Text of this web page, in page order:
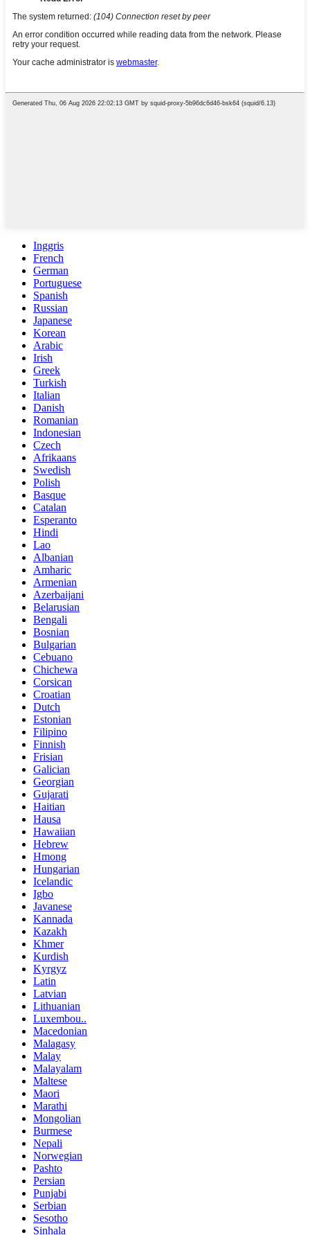
Inggris
French
German
Portuguese
Spanish
Russian
Japanese
Korean
Arabic
Irish
Greek
Turkish
Italian
Danish
Romanian
Indonesian
Czech
Afrikaans
Swedish
Polish
Basque
Catalan
Esperanto
Hindi
Lao
Albanian
Amharic
Armenian
Azerbaijani
Belarusian
Bengali
Bosnian
Bulgarian
Cebuano
Chichewa
Corsican
Croatian
Dutch
Estonian
Filipino
Finnish
Frisian
Galician
Georgian
Gujarati
Haitian
Hausa
Hawaiian
Hebrew
Hmong
Hungarian
Icelandic
Igbo
Javanese
Kannada
Kazakh
Khmer
Kurdish
Kyrgyz
Latin
Latvian
Lithuanian
Luxembou..
Macedonian
Malagasy
Malay
Malayalam
Maltese
Maori
Marathi
Mongolian
Burmese
Nepali
Norwegian
Pashto
Persian
Punjabi
Serbian
Sesotho
Sinhala